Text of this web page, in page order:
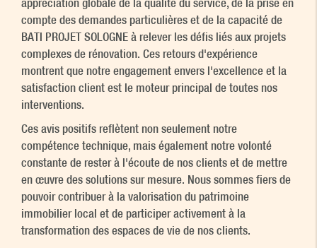
appréciation globale de la qualité du service, de la prise en
compte des demandes particulières et de la capacité de
BATI PROJET SOLOGNE à relever les défis liés aux projets
complexes de rénovation. Ces retours d'expérience
montrent que notre engagement envers l'excellence et la
satisfaction client est le moteur principal de toutes nos
interventions.
Ces avis positifs reflètent non seulement notre
compétence technique, mais également notre volonté
constante de rester à l'écoute de nos clients et de mettre
en œuvre des solutions sur mesure. Nous sommes fiers de
pouvoir contribuer à la valorisation du patrimoine
immobilier local et de participer activement à la
transformation des espaces de vie de nos clients.